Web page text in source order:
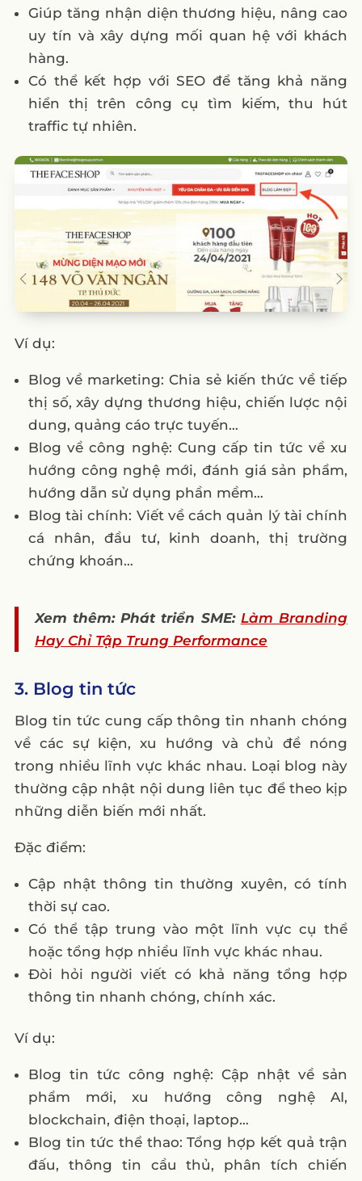
Giúp tăng nhận diện thương hiệu, nâng cao
uy tín và xây dựng mối quan hệ với khách
hàng.
Có thể kết hợp với SEO để tăng khả năng
hiển thị trên công cụ tìm kiếm, thu hút
traffic tự nhiên.
Ví dụ:
Blog về marketing: Chia sẻ kiến thức về tiếp
thị số, xây dựng thương hiệu, chiến lược nội
dung, quảng cáo trực tuyến…
Blog về công nghệ: Cung cấp tin tức về xu
hướng công nghệ mới, đánh giá sản phẩm,
hướng dẫn sử dụng phần mềm…
Blog tài chính: Viết về cách quản lý tài chính
cá nhân, đầu tư, kinh doanh, thị trường
chứng khoán…
Xem thêm: Phát triển SME: Làm Branding
Hay Chỉ Tập Trung Performance
3. Blog tin tức
Blog tin tức cung cấp thông tin nhanh chóng
về các sự kiện, xu hướng và chủ đề nóng
trong nhiều lĩnh vực khác nhau. Loại blog này
thường cập nhật nội dung liên tục để theo kịp
những diễn biến mới nhất.
Đặc điểm:
Cập nhật thông tin thường xuyên, có tính
thời sự cao.
Có thể tập trung vào một lĩnh vực cụ thể
hoặc tổng hợp nhiều lĩnh vực khác nhau.
Đòi hỏi người viết có khả năng tổng hợp
thông tin nhanh chóng, chính xác.
Ví dụ:
Blog tin tức công nghệ: Cập nhật về sản
phẩm mới, xu hướng công nghệ AI,
blockchain, điện thoại, laptop…
Blog tin tức thể thao: Tổng hợp kết quả trận
đấu, thông tin cầu thủ, phân tích chiến